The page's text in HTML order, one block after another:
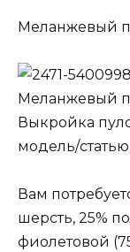
Меланжевый
Меланжевый
Выкройка
модель/
Вам
шерсть, 25%
фиолетовой